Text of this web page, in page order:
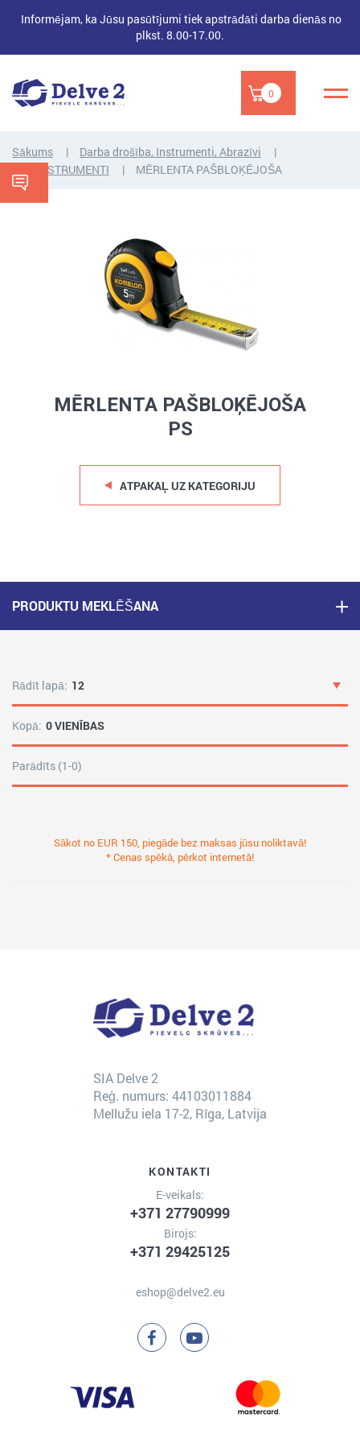
Informējam, ka Jūsu pasūtījumi tiek apstrādāti darba dienās no
plkst. 8.00-17.00.
0
Sākums
Darba drošība, Instrumenti, Abrazīvi
MĒRINSTRUMENTI
MĒRLENTA PAŠBLOĶĒJOŠA
MĒRLENTA PAŠBLOĶĒJOŠA
PS
ATPAKAĻ UZ KATEGORIJU
PRODUKTU MEKLĒŠANA
Rādīt lapā: 12
Kopā: 0 VIENĪBAS
Parādīts (1-0)
Sākot no EUR 150, piegāde bez maksas jūsu noliktavā!
* Cenas spēkā, pērkot internetā!
SIA Delve 2
Reģ. numurs: 44103011884
Mellužu iela 17-2, Rīga, Latvija
KONTAKTI
E-veikals:
+371 27790999
Birojs:
+371 29425125
eshop@delve2.eu